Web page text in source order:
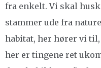
fra enkelt. Vi skal
stammer ude fra
habitat, her hører vi
her er tingene ret